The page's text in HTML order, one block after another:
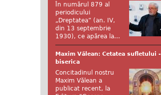
În numărul 879 al
periodicului
„Dreptatea” (an. IV,
din 13 septembrie
1930), ce apărea la...
Maxim Vălean: Cetatea sufletului -
biserica
Concitadinul nostru
Maxim Vălean a
publicat recent, la